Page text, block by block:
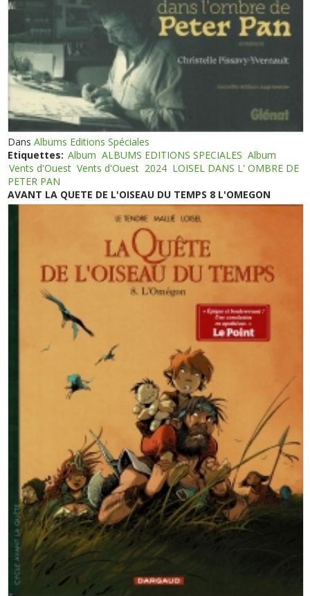
DansAlbums Editions Spéciales
Etiquettes: Album ALBUMS EDITIONS SPECIALES Album
Vents d'Ouest Vents d'Ouest 2024 LOISEL DANS L' OMBRE DE
PETER PAN
AVANT LA QUETE DE L'OISEAU DU TEMPS 8 L'OMEGON